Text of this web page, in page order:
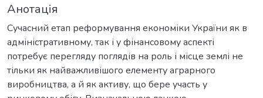
Анотація
Сучасний етап реформування економіки України як в
адміністративному, так і у фінансовому аспекті
потребує перегляду поглядів на роль і місце землі не
тільки як найважливішого елементу аграрного
виробництва, а й як активу, що бере участь у